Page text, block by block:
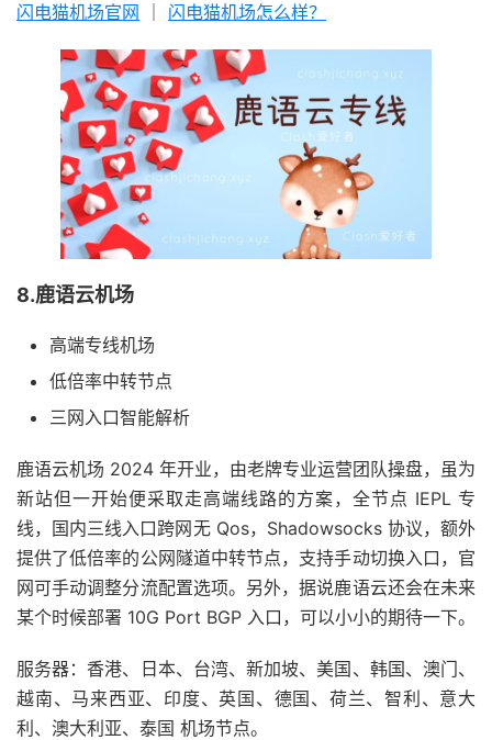
闪电猫机场官网 闪电猫机场怎么样？
8.鹿语云机场
高端专线机场
低倍率中转节点
三网入口智能解析
鹿语云机场 2024 年开业，由老牌专业运营团队操盘，虽为
新站但一开始便采取走高端线路的方案，全节点 IEPL 专
线，国内三线入口跨网无 Qos，Shadowsocks 协议，额外
提供了低倍率的公网隧道中转节点，支持手动切换入口，官
网可手动调整分流配置选项。另外，据说鹿语云还会在未来
某个时候部署 10G Port BGP 入口，可以小小的期待一下。
服务器：香港、日本、台湾、新加坡、美国、韩国、澳门、
越南、马来西亚、印度、英国、德国、荷兰、智利、意大
利、澳大利亚、泰国 机场节点。